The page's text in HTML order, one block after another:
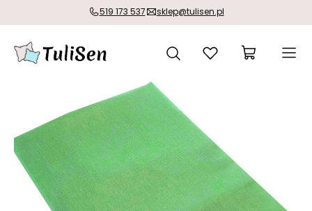
519 173 537 sklep@tulisen.pl